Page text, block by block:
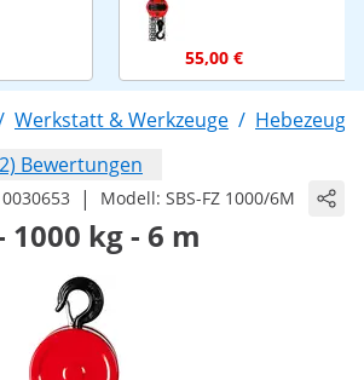
55,00 €
Werkstatt & Werkzeuge / Hebezeuge
Bewertungen
| Modell: SBS-FZ 1000/6M
kg - 6 m